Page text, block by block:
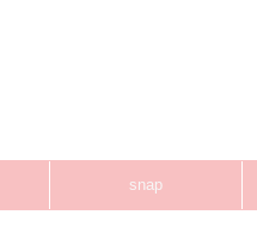
snap